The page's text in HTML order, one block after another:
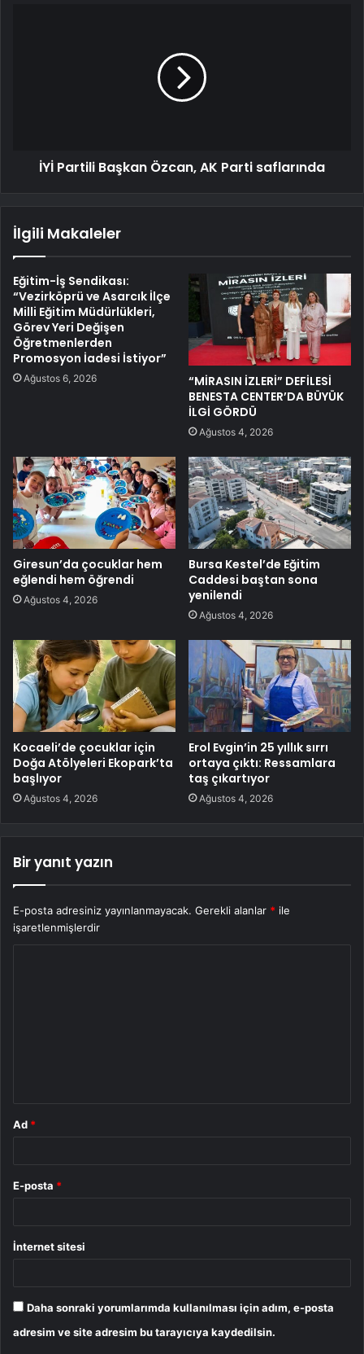
İYİ Partili Başkan Özcan, AK Parti saflarında
İlgili Makaleler
Eğitim-İş Sendikası:
“Vezirköprü ve Asarcık İlçe
Milli Eğitim Müdürlükleri,
Görev Yeri Değişen
Öğretmenlerden
Promosyon İadesi İstiyor”
Ağustos 6, 2026
“MİRASIN İZLERİ” DEFİLESİ
BENESTA CENTER’DA BÜYÜK
İLGİ GÖRDÜ
Ağustos 4, 2026
Giresun’da çocuklar hem
eğlendi hem öğrendi
Ağustos 4, 2026
Bursa Kestel’de Eğitim
Caddesi baştan sona
yenilendi
Ağustos 4, 2026
Kocaeli’de çocuklar için
Doğa Atölyeleri Ekopark’ta
başlıyor
Ağustos 4, 2026
Erol Evgin’in 25 yıllık sırrı
ortaya çıktı: Ressamlara
taş çıkartıyor
Ağustos 4, 2026
Bir yanıt yazın
E-posta adresiniz yayınlanmayacak. Gerekli alanlar * ile
işaretlenmişlerdir
Ad *
E-posta *
İnternet sitesi
Daha sonraki yorumlarımda kullanılması için adım, e-posta
adresim ve site adresim bu tarayıcıya kaydedilsin.